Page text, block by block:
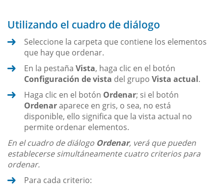
Utilizando el cuadro de diálogo
Seleccione la carpeta que contiene los elementos
que hay que ordenar.
En la pestaña Vista, haga clic en el botón
Configuración de vista del grupo Vista actual.
Haga clic en el botón Ordenar; si el botón
Ordenaraparece en gris, o sea, no está
disponible, ello significa que la vista actual no
permite ordenar elementos.
En el cuadro de diálogo Ordenar, verá que pueden
establecerse simultáneamente cuatro criterios para
ordenar.
Para cada criterio: